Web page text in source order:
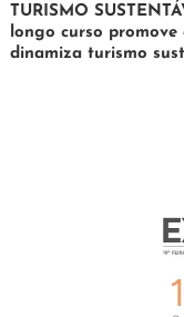
24
de
fevereiro
Maurilio
TURISMO
longo curso
dinamiza turismo